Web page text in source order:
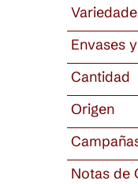
Envases
Cantidad
Origen
Notas de